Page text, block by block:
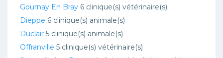
Gournay En Bray 6 clinique(s) vétérinaire(s)
Dieppe 6 clinique(s) animale(s)
Duclair 5 clinique(s) animale(s)
Offranville 5 clinique(s) vétérinaire(s)